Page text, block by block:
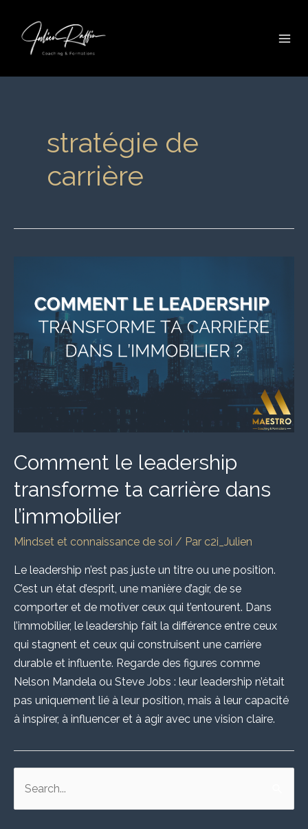
contenu
stratégie de
carrière
Comment le leadership
transforme ta carrière dans
l’immobilier
Mindset et connaissance de soi / Par c2i_Julien
Le leadership n’est pas juste un titre ou une position.
C’est un état d’esprit, une manière d’agir, de se
comporter et de motiver ceux qui t’entourent. Dans
l’immobilier, le leadership fait la différence entre ceux
qui stagnent et ceux qui construisent une carrière
durable et influente. Regarde des figures comme
Nelson Mandela ou Steve Jobs : leur leadership n’était
pas uniquement lié à leur position, mais à leur capacité
à inspirer, à influencer et à agir avec une vision claire.
e